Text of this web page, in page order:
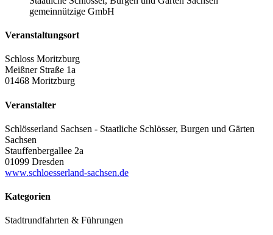
gemeinnützige GmbH
Veranstaltungsort
Schloss Moritzburg
Meißner Straße 1a
01468 Moritzburg
Veranstalter
Schlösserland Sachsen - Staatliche Schlösser, Burgen und Gärten
Sachsen
Stauffenbergallee 2a
01099 Dresden
www.schloesserland-sachsen.de
Kategorien
Stadtrundfahrten & Führungen